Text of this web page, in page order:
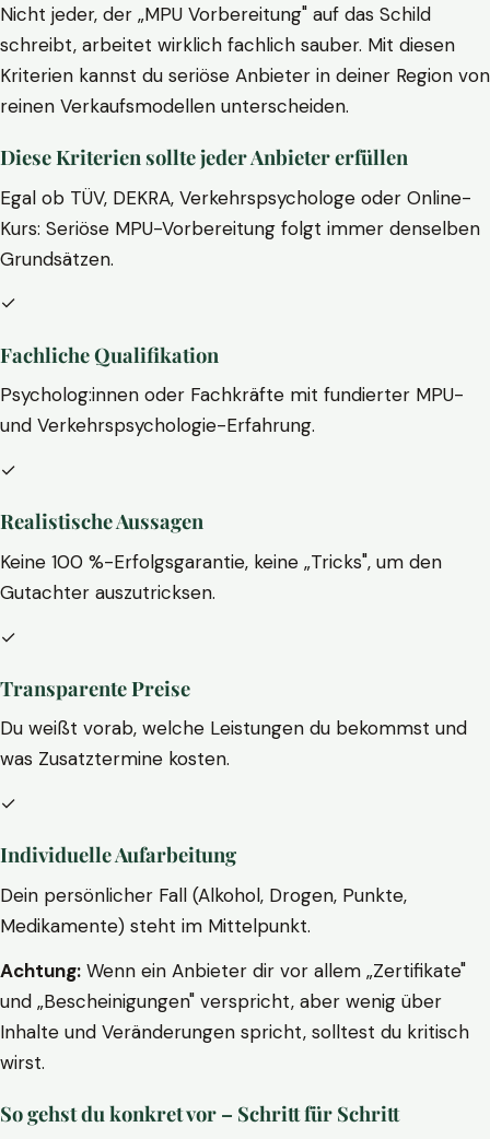
Nicht jeder, der „MPU Vorbereitung" auf das Schild
schreibt, arbeitet wirklich fachlich sauber. Mit diesen
Kriterien kannst du seriöse Anbieter in deiner Region von
reinen Verkaufsmodellen unterscheiden.
Diese Kriterien sollte jeder Anbieter erfüllen
Egal ob TÜV, DEKRA, Verkehrspsychologe oder Online-
Kurs: Seriöse MPU-Vorbereitung folgt immer denselben
Grundsätzen.
✓
Fachliche Qualifikation
Psycholog:innen oder Fachkräfte mit fundierter MPU-
und Verkehrspsychologie-Erfahrung.
✓
Realistische Aussagen
Keine 100 %-Erfolgsgarantie, keine „Tricks", um den
Gutachter auszutricksen.
✓
Transparente Preise
Du weißt vorab, welche Leistungen du bekommst und
was Zusatztermine kosten.
✓
Individuelle Aufarbeitung
Dein persönlicher Fall (Alkohol, Drogen, Punkte,
Medikamente) steht im Mittelpunkt.
Achtung: Wenn ein Anbieter dir vor allem „Zertifikate"
und „Bescheinigungen" verspricht, aber wenig über
Inhalte und Veränderungen spricht, solltest du kritisch
wirst.
So gehst du konkret vor – Schritt für Schritt